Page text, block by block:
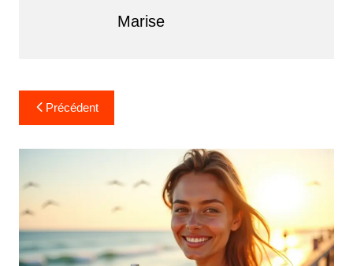
Marise
Navigation
de
l’article
Précédent